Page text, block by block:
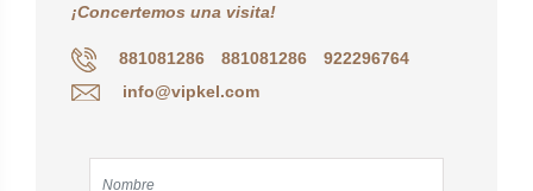
¡Concertemos una visita!
881081286 881081286
922296764
info@vipkel.com